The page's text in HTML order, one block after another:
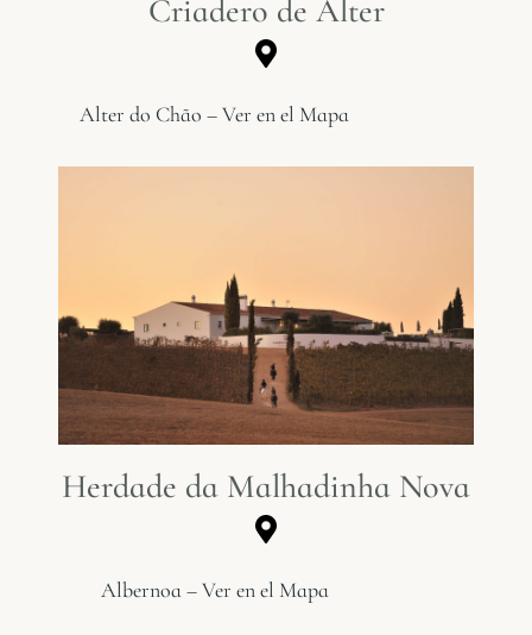
Criadero de Alter
Alter do Chão – Ver en el Mapa
Herdade da Malhadinha Nova
Albernoa – Ver en el Mapa